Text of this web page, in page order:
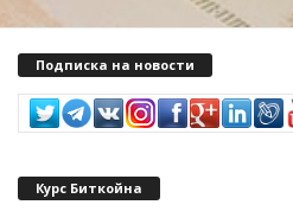
Подписка на новости
Курс Биткойна